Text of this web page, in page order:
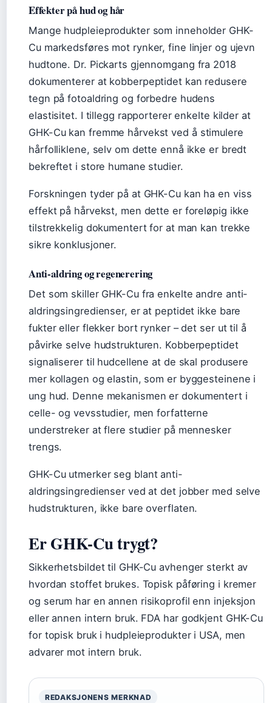
Effekter på hud og hår
Mange hudpleieprodukter som inneholder GHK-
Cu markedsføres mot rynker, fine linjer og ujevn
hudtone. Dr. Pickarts gjennomgang fra 2018
dokumenterer at kobberpeptidet kan redusere
tegn på fotoaldring og forbedre hudens
elastisitet. I tillegg rapporterer enkelte kilder at
GHK-Cu kan fremme hårvekst ved å stimulere
hårfolliklene, selv om dette ennå ikke er bredt
bekreftet i store humane studier.
Forskningen tyder på at GHK-Cu kan ha en viss
effekt på hårvekst, men dette er foreløpig ikke
tilstrekkelig dokumentert for at man kan trekke
sikre konklusjoner.
Anti-aldring og regenerering
Det som skiller GHK-Cu fra enkelte andre anti-
aldringsingredienser, er at peptidet ikke bare
fukter eller flekker bort rynker – det ser ut til å
påvirke selve hudstrukturen. Kobberpeptidet
signaliserer til hudcellene at de skal produsere
mer kollagen og elastin, som er byggesteinene i
ung hud. Denne mekanismen er dokumentert i
celle- og vevsstudier, men forfatterne
understreker at flere studier på mennesker
trengs.
GHK-Cu utmerker seg blant anti-
aldringsingredienser ved at det jobber med selve
hudstrukturen, ikke bare overflaten.
Er GHK-Cu trygt?
Sikkerhetsbildet til GHK-Cu avhenger sterkt av
hvordan stoffet brukes. Topisk påføring i kremer
og serum har en annen risikoprofil enn injeksjon
eller annen intern bruk. FDA har godkjent GHK-Cu
for topisk bruk i hudpleieprodukter i USA, men
advarer mot intern bruk.
REDAKSJONENS MERKNAD